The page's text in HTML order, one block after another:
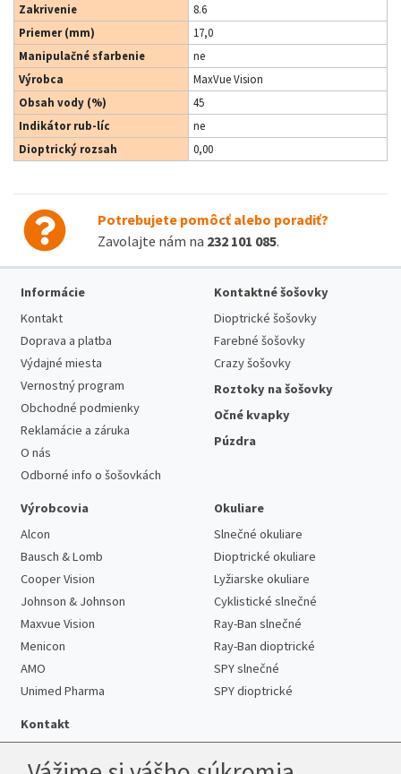
Zakrivenie
8.6
Priemer (mm)
17,0
Manipulačné sfarbenie
ne
Výrobca
MaxVue Vision
Obsah vody (%)
45
Indikátor rub-líc
ne
Dioptrický rozsah
0,00
Potrebujete pomôcť alebo poradiť?
Zavolajte nám na 232 101 085.
Informácie
Kontakt
Doprava a platba
Výdajné miesta
Vernostný program
Obchodné podmienky
Reklamácie a záruka
O nás
Odborné info o šošovkách
Kontaktné šošovky
Dioptrické šošovky
Farebné šošovky
Crazy šošovky
Roztoky na šošovky
Očné kvapky
Púzdra
Výrobcovia
Alcon
Bausch & Lomb
Cooper Vision
Johnson & Johnson
Maxvue Vision
Menicon
AMO
Unimed Pharma
Okuliare
Slnečné okuliare
Dioptrické okuliare
Lyžiarske okuliare
Cyklistické slnečné
Ray-Ban slnečné
Ray-Ban dioptrické
SPY slnečné
SPY dioptrické
Kontakt